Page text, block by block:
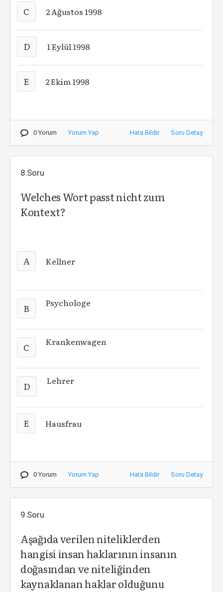
C 2 Ağustos 1998
D 1 Eylül 1998
E 2 Ekim 1998
0 Yorum Yorum Yap Hata Bildir Soru Detay
8.Soru
Welches Wort passt nicht zum
Kontext?
A Kellner
B Psychologe
C Krankenwagen
D Lehrer
E Hausfrau
0 Yorum Yorum Yap Hata Bildir Soru Detay
9.Soru
Aşağıda verilen niteliklerden
hangisi insan haklarının insanın
doğasından ve niteliğinden
kaynaklanan haklar olduğunu